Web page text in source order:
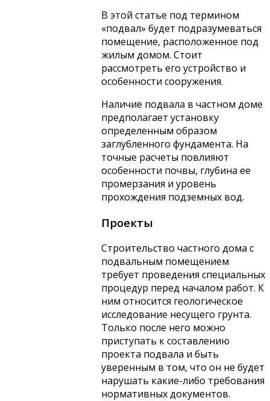
В этой статье под термином
«подвал» будет подразумеваться
помещение, расположенное под
жилым домом. Стоит
рассмотреть его устройство и
особенности сооружения.
Наличие подвала в частном доме
предполагает установку
определенным образом
заглубленного фундамента. На
точные расчеты повлияют
особенности почвы, глубина ее
промерзания и уровень
прохождения подземных вод.
Проекты
Строительство частного дома с
подвальным помещением
требует проведения специальных
процедур перед началом работ. К
ним относится геологическое
исследование несущего грунта.
Только после него можно
приступать к составлению
проекта подвала и быть
уверенным в том, что он не будет
нарушать какие-либо требования
нормативных документов.